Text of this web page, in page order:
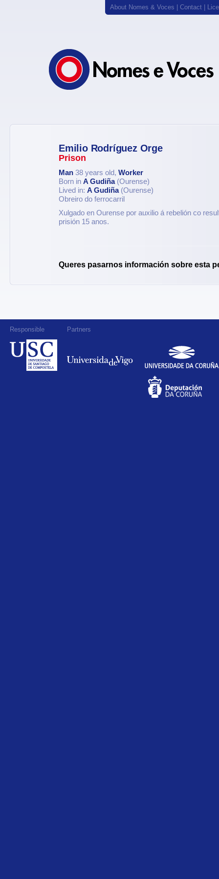
About Nomes & Voces Contact
Emilio Rodríguez Orge
Prison
Man 38 years old, Worker
Born in A Gudiña(Ourense)
Lived in: A Gudiña(Ourense)
Obreiro do ferrocarril
Xulgado en Ourense por auxilio á rebelión co
prisión 15 anos.
Queres pasarnos información sobre esta
Responsible Partners